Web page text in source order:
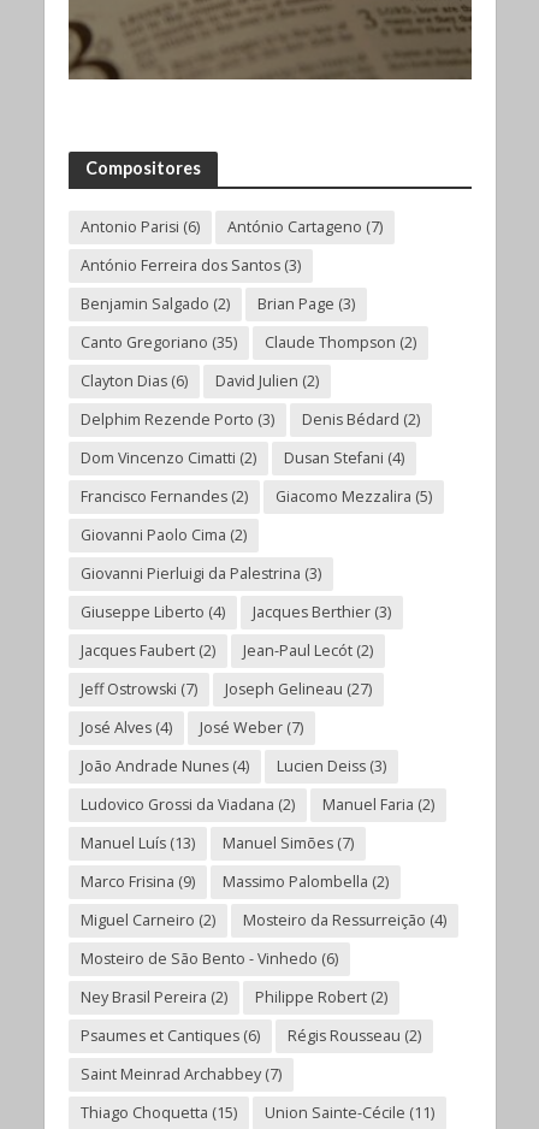
Compositores
Antonio Parisi (6) António Cartageno (7)
António Ferreira dos Santos(3)
Benjamin Salgado (2) Brian Page (3)
Canto Gregoriano (35) Claude Thompson (2)
Clayton Dias(6) David Julien (2)
Delphim Rezende Porto (3) Denis Bédard (2)
Dom Vincenzo Cimatti (2) Dusan Stefani (4)
Francisco Fernandes(2) Giacomo Mezzalira (5)
Giovanni Paolo Cima (2)
Giovanni Pierluigi da Palestrina (3)
Giuseppe Liberto (4) Jacques Berthier(3)
Jacques Faubert(2) Jean-Paul Lecót(2)
Jeff Ostrowski (7) Joseph Gelineau (27)
José Alves(4) José Weber(7)
João Andrade Nunes(4) Lucien Deiss(3)
Ludovico Grossi da Viadana (2) Manuel Faria (2)
Manuel Luís(13) Manuel Simões(7)
Marco Frisina (9) Massimo Palombella (2)
Miguel Carneiro (2) Mosteiro da Ressurreição (4)
Mosteiro de São Bento - Vinhedo (6)
Ney Brasil Pereira (2) Philippe Robert(2)
Psaumes et Cantiques(6) Régis Rousseau (2)
Saint Meinrad Archabbey(7)
Thiago Choquetta (15) Union Sainte-Cécile (11)